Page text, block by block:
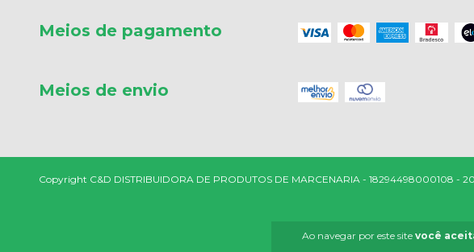
Ao navegar por este site você
Meios de pagamento
Meios de envio
Copyright C&D DISTRIBUIDORA DE PRODUTOS DE MARCENARIA - 18294498000108 -